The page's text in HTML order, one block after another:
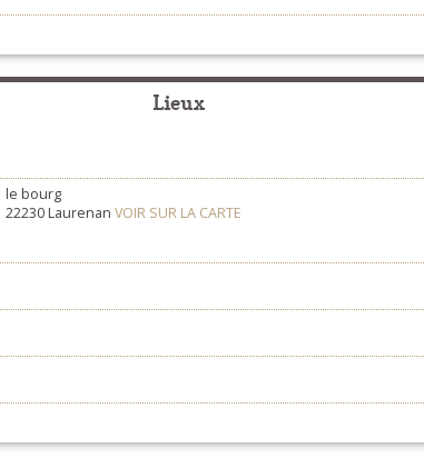
Lieux
le bourg
22230 LaurenanVOIR SUR LA CARTE